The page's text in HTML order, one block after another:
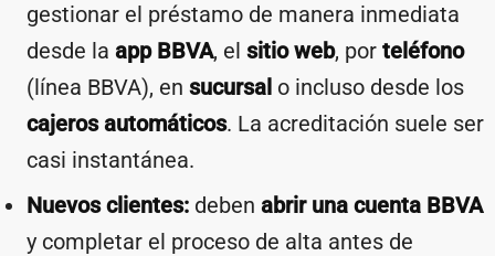
gestionar el préstamo de manera inmediata
desde la app BBVA, el sitio web, por teléfono
(línea BBVA), en sucursal o incluso desde los
cajeros automáticos. La acreditación suele ser
casi instantánea.
Nuevos clientes: deben abrir una cuenta BBVA
y completar el proceso de alta antes de